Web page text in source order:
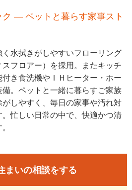
ク — ペットと暮らす家事スト
水拭きがしやすいフローリング
フロアー）を採用。またキッチ
き食洗機やＩＨヒーター・ホー
。ペットと一緒に暮らすご家族
しやすく、毎日の家事や汚れ対
忙しい日常の中で、快適かつ清
まいの相談をする